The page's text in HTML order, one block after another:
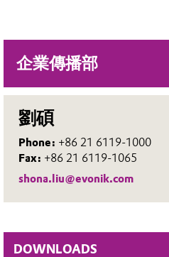
企業傳播部
劉碩
Phone: +86 21 6119-1000
Fax: +86 21 6119-1065
shona.liu@evonik.com
DOWNLOADS